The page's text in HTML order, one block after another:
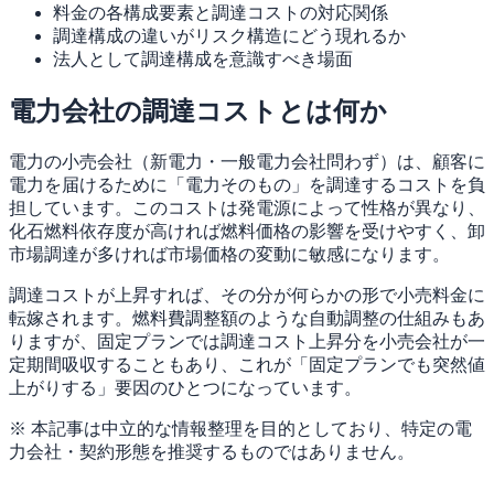
料金の各構成要素と調達コストの対応関係
調達構成の違いがリスク構造にどう現れるか
法人として調達構成を意識すべき場面
電力会社の調達コストとは何か
電力の小売会社（新電力・一般電力会社問わず）は、顧客に
電力を届けるために「電力そのもの」を調達するコストを負
担しています。このコストは発電源によって性格が異なり、
化石燃料依存度が高ければ燃料価格の影響を受けやすく、卸
市場調達が多ければ市場価格の変動に敏感になります。
調達コストが上昇すれば、その分が何らかの形で小売料金に
転嫁されます。燃料費調整額のような自動調整の仕組みもあ
りますが、固定プランでは調達コスト上昇分を小売会社が一
定期間吸収することもあり、これが「固定プランでも突然値
上がりする」要因のひとつになっています。
※ 本記事は中立的な情報整理を目的としており、特定の電
力会社・契約形態を推奨するものではありません。